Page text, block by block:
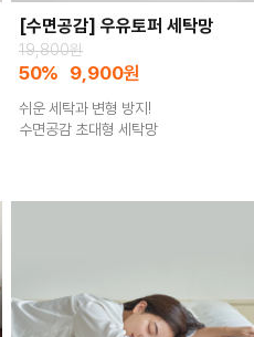
[수면공감] 우유토퍼 세탁망
19,800원
50% 9,900원
쉬운 세탁과 변형 방지!
수면공감 초대형 세탁망